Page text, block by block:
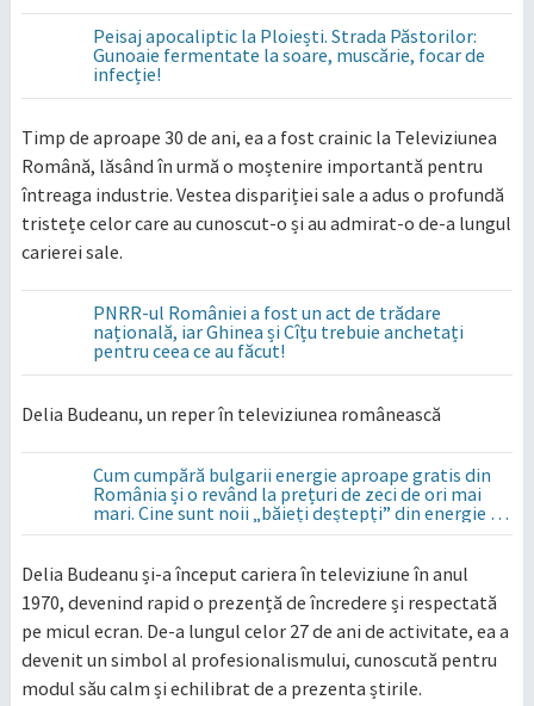
Peisaj apocaliptic la Ploiești. Strada Păstorilor:
Gunoaie fermentate la soare, muscărie, focar de
infecție!
Timp de aproape 30 de ani, ea a fost crainic la Televiziunea
Română, lăsând în urmă o moștenire importantă pentru
întreaga industrie. Vestea dispariției sale a adus o profundă
tristețe celor care au cunoscut-o și au admirat-o de-a lungul
carierei sale.
PNRR-ul României a fost un act de trădare
națională, iar Ghinea și Cîțu trebuie anchetați
pentru ceea ce au făcut!
Delia Budeanu, un reper în televiziunea românească
Cum cumpără bulgarii energie aproape gratis din
România și o revând la prețuri de zeci de ori mai
mari. Cine sunt noii „băieți deștepți” din energie de
la sud de Dunăre
Delia Budeanu și-a început cariera în televiziune în anul
1970, devenind rapid o prezență de încredere și respectată
pe micul ecran. De-a lungul celor 27 de ani de activitate, ea a
devenit un simbol al profesionalismului, cunoscută pentru
modul său calm și echilibrat de a prezenta știrile.